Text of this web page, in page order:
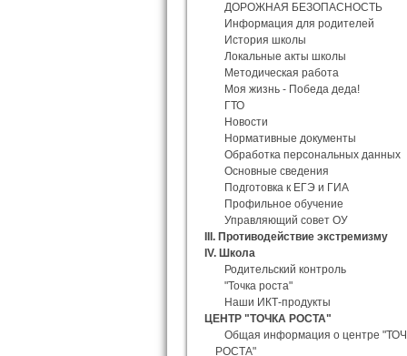
ДОРОЖНАЯ БЕЗОПАСНОСТЬ
Информация для родителей
История школы
Локальные акты школы
Методическая работа
Моя жизнь - Победа деда!
ГТО
Новости
Нормативные документы
Обработка персональных данных
Основные сведения
Подготовка к ЕГЭ и ГИА
Профильное обучение
Управляющий совет ОУ
III. Противодействие экстремизму
IV. Школа
Родительский контроль
"Точка роста"
Наши ИКТ-продукты
ЦЕНТР "ТОЧКА РОСТА"
Общая информация о центре
РОСТА"